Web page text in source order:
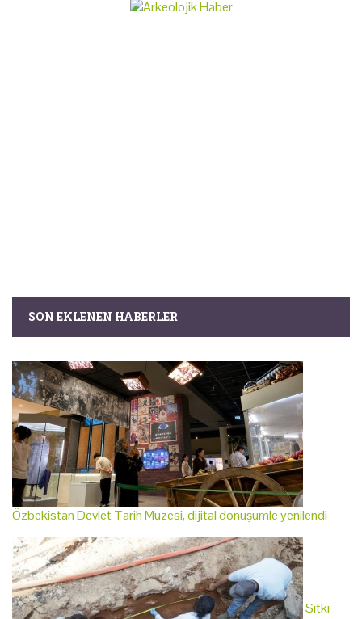
SON EKLENEN HABERLER
Özbekistan Devlet Tarih Müzesi, dijital dönüşümle yenilendi
Sıtkı